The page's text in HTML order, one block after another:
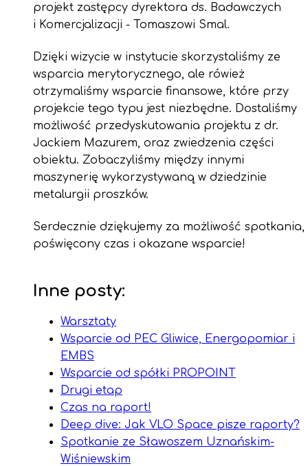
projekt zastępcy dyrektora ds. Badawczych
i Komercjalizacji - Tomaszowi Smal.
Dzięki wizycie w instytucie skorzystaliśmy ze
wsparcia merytorycznego, ale rówież
otrzymaliśmy wsparcie finansowe, które przy
projekcie tego typu jest niezbędne. Dostaliśmy
możliwość przedyskutowania projektu z dr.
Jackiem Mazurem, oraz zwiedzenia części
obiektu. Zobaczyliśmy między innymi
maszynerię wykorzystywaną w dziedzinie
metalurgii proszków.
Serdecznie dziękujemy za możliwość spotkania,
poświęcony czas i okazane wsparcie!
Inne posty:
Warsztaty
Wsparcie od PEC Gliwice, Energopomiar i
EMBS
Wsparcie od spółki PROPOINT
Drugi etap
Czas na raport!
Deep dive: Jak VLO Space pisze raporty?
Spotkanie ze Sławoszem Uznańskim-
Wiśniewskim